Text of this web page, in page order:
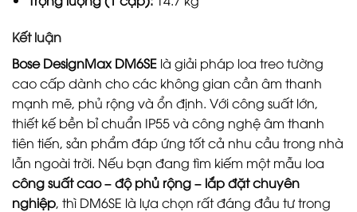
Kết luận
Bose DesignMax DM6SE là giải pháp loa treo tường
cao cấp dành cho các không gian cần âm thanh
mạnh mẽ, phủ rộng và ổn định. Với công suất lớn,
thiết kế bền bỉ chuẩn IP55 và công nghệ âm thanh
tiên tiến, sản phẩm đáp ứng tốt cả nhu cầu trong nhà
lẫn ngoài trời. Nếu bạn đang tìm kiếm một mẫu loa
công suất cao – độ phủ rộng – lắp đặt chuyên
nghiệp, thì DM6SE là lựa chọn rất đáng đầu tư trong